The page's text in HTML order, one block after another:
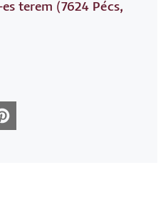
es terem (7624 Pécs,